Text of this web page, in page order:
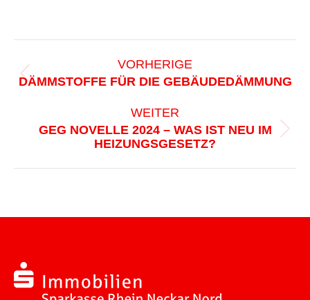
VORHERIGE
Vorheriger
DÄMMSTOFFE FÜR DIE GEBÄUDEDÄMMUNG
WEITER
Nächster
Beitrag:
GEG NOVELLE 2024 – WAS IST NEU IM
HEIZUNGSGESETZ?